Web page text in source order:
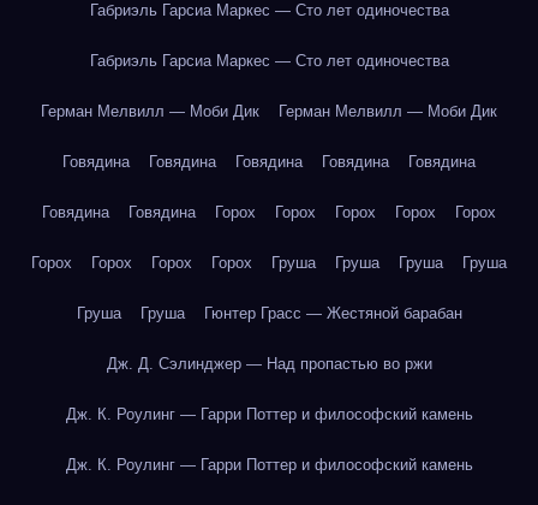
Габриэль Гарсиа Маркес — Сто лет одиночества
Габриэль Гарсиа Маркес — Сто лет одиночества
Герман Мелвилл — Моби Дик Герман Мелвилл — Моби Дик
Говядина Говядина Говядина Говядина Говядина
Говядина Говядина Горох Горох Горох Горох Горох
Горох Горох Горох Горох Груша Груша Груша Груша
Груша Груша Гюнтер Грасс — Жестяной барабан
Дж. Д. Сэлинджер — Над пропастью во ржи
Дж. К. Роулинг — Гарри Поттер и философский камень
Дж. К. Роулинг — Гарри Поттер и философский камень